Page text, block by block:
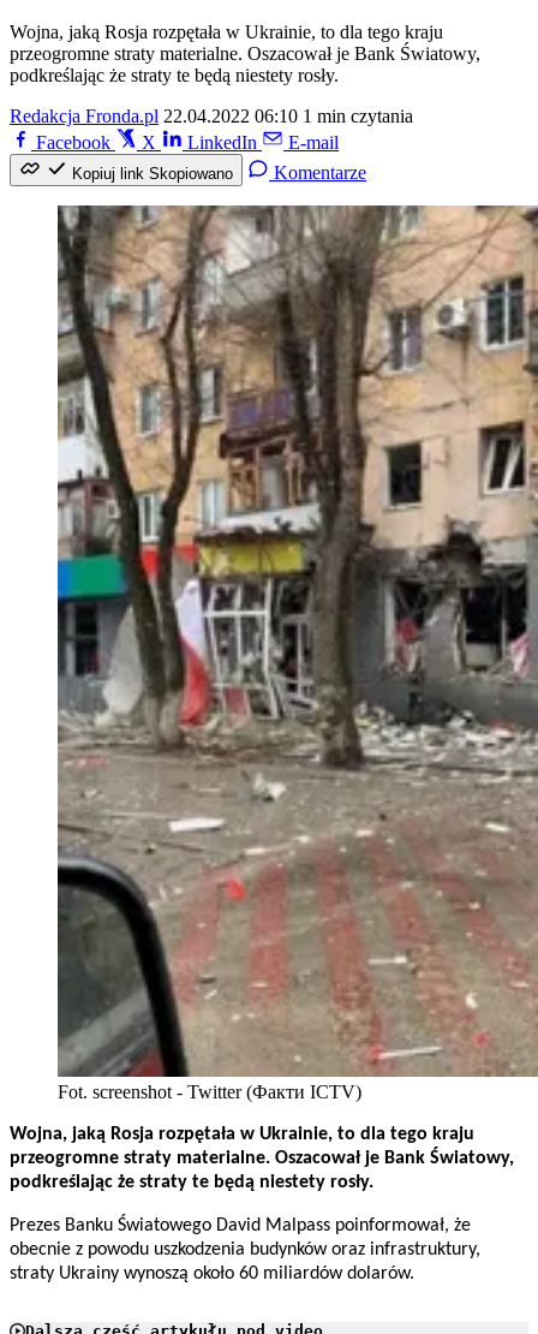
Wojna, jaką Rosja rozpętała w Ukrainie, to dla tego kraju
przeogromne straty materialne. Oszacował je Bank Światowy,
podkreślając że straty te będą niestety rosły.
Redakcja Fronda.pl 22.04.2022 06:10 1 min czytania
Facebook
X LinkedIn E-mail
Kopiuj link Skopiowano Komentarze
Fot. screenshot - Twitter (Факти ICTV)
Wojna, jaką Rosja rozpętała w Ukrainie, to dla tego kraju
przeogromne straty materialne. Oszacował je Bank Światowy,
podkreślając że straty te będą niestety rosły.
Prezes Banku Światowego David Malpass poinformował, że
obecnie z powodu uszkodzenia budynków oraz infrastruktury,
straty Ukrainy wynoszą około 60 miliardów dolarów.